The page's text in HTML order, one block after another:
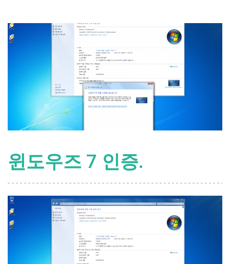
윈도우즈 7 인증.